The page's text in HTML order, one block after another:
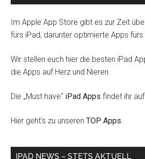
Im Apple App Store gibt es zur Zeit
fürs iPad, darunter optimierte Apps fürs
Wir stellen euch hier die besten iPad
die Apps auf Herz und Nieren.
Die „Must have“ iPad Apps findet ihr
Hier geht's zu unserenTOP Apps.
IPAD NEWS – STETS AKTUELL